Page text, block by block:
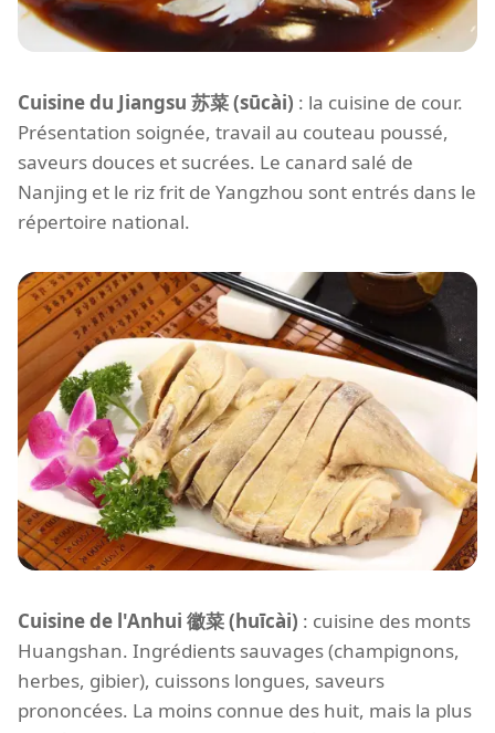
Cuisine du Jiangsu 苏菜 (sūcài) : la cuisine de cour.
Présentation soignée, travail au couteau poussé,
saveurs douces et sucrées. Le canard salé de
Nanjing et le riz frit de Yangzhou sont entrés dans le
répertoire national.
Cuisine de l'Anhui 徽菜 (huīcài) : cuisine des monts
Huangshan. Ingrédients sauvages (champignons,
herbes, gibier), cuissons longues, saveurs
prononcées. La moins connue des huit, mais la plus